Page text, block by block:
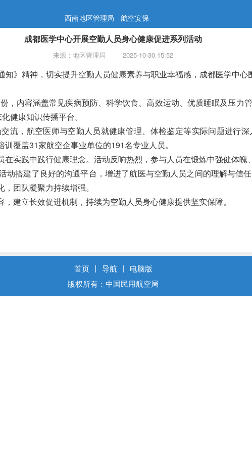
西南地区管理局 - 航空安保
成都医学中心开展空勤人员身心健康促进系列活动
来源：地区管理局 2025-10-30 15:52
》精神，切实提升空勤人员健康素养与职业幸福感，成都医学中
，内容涵盖常见疾病预防、科学饮食、高效运动、优质睡眠及压力
健康知识传播平台。
流，航空医师与空勤人员就健康管理、体检鉴定等实际问题进行
覆盖31家航空企事业单位的191名专业人员。
实践中践行健康理念。活动反响热烈，参与人员在锻炼中强健体
动搭建了良好的沟通平台，增进了航医与空勤人员之间的理解与信
团队凝聚力持续增强。
建立长效促进机制，持续为空勤人员身心健康提供坚实保障。
首页 丨 导航 丨
电脑版
版权所有：中国民用航空局